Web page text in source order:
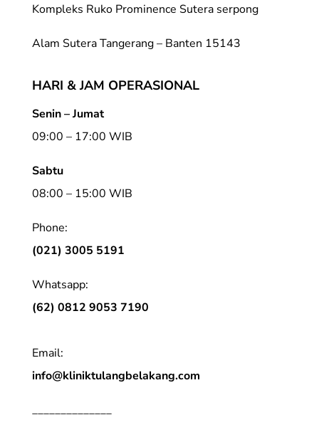
Kompleks Ruko Prominence Sutera serpong
Alam Sutera Tangerang – Banten 15143
HARI & JAM OPERASIONAL
Senin – Jumat
09:00 – 17:00 WIB
Sabtu
08:00 – 15:00 WIB
Phone:
(021) 3005 5191
Whatsapp:
(62) 0812 9053 7190
Email:
info@kliniktulangbelakang.com
______________